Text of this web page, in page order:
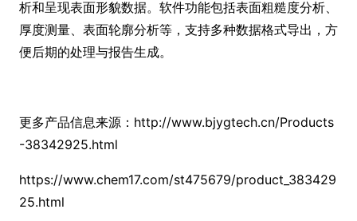
析和呈现表面形貌数据。软件功能包括表面粗糙度分析、
厚度测量、表面轮廓分析等，支持多种数据格式导出，方
便后期的处理与报告生成。
更多产品信息来源：http://www.bjygtech.cn/Products
-38342925.html
https://www.chem17.com/st475679/product_383429
25.html